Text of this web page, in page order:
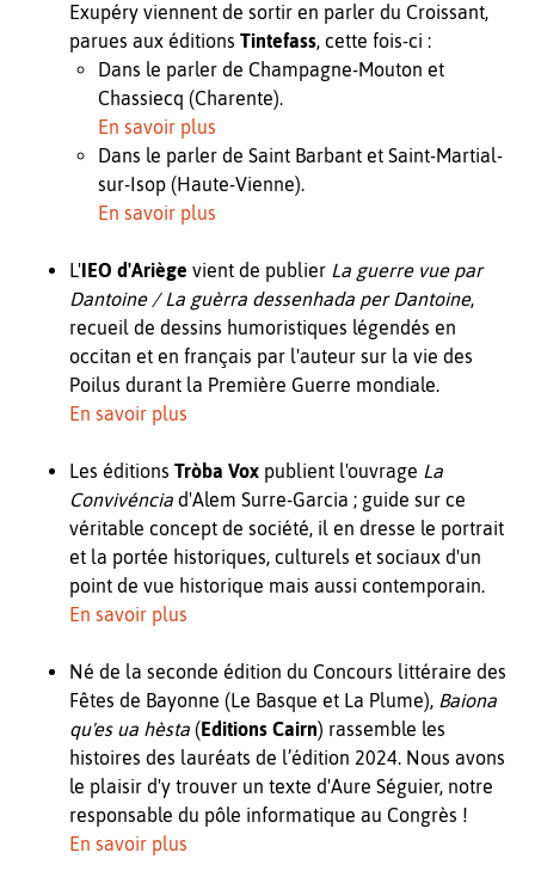
Exupéry viennent de sortir en parler du Croissant,
parues aux éditions Tintefass, cette fois-ci :
Dans le parler de Champagne-Mouton et
Chassiecq (Charente).
En savoir plus
Dans le parler de Saint Barbant et Saint-Martial-
sur-Isop (Haute-Vienne).
En savoir plus
L'IEO d'Ariège vient de publier La guerre vue par
Dantoine / La guèrra dessenhada per Dantoine,
recueil de dessins humoristiques légendés en
occitan et en français par l'auteur sur la vie des
Poilus durant la Première Guerre mondiale.
En savoir plus
Les éditions Tròba Vox publient l'ouvrage La
Convivéncia d'Alem Surre-Garcia ; guide sur ce
véritable concept de société, il en dresse le portrait
et la portée historiques, culturels et sociaux d'un
point de vue historique mais aussi contemporain.
En savoir plus
Né de la seconde édition du Concours littéraire des
Fêtes de Bayonne (Le Basque et La Plume), Baiona
qu'es ua hèsta (Editions Cairn) rassemble les
histoires des lauréats de l’édition 2024. Nous avons
le plaisir d'y trouver un texte d'Aure Séguier, notre
responsable du pôle informatique au Congrès !
En savoir plus